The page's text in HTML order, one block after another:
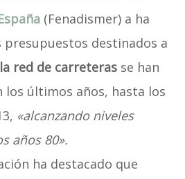
(Fenadismer) a ha
presupuestos destinados a
red de carreterasse han
los últimos años, hasta los
«alcanzando niveles
años 80».
ha destacado que